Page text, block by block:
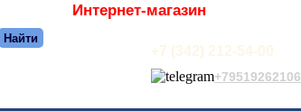
Интернет-магазин
+7 (342) 212-54-00
+79519262106